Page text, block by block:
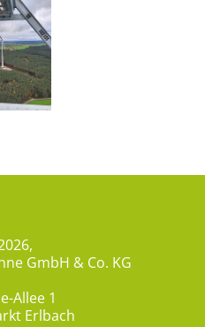
GmbH & Co. KG
Allee 1
Erlbach